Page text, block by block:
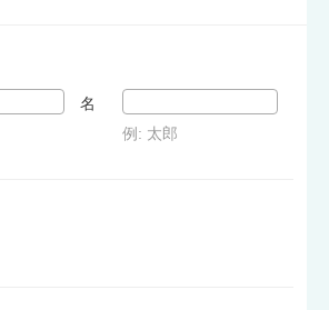
名
例: 太郎